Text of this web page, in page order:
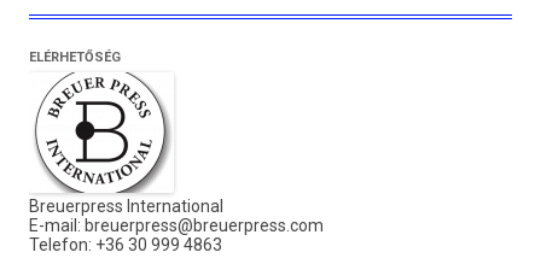
ELÉRHETŐSÉG
Breuerpress International
E-mail: breuerpress@breuerpress.com
Telefon: +36 30 999 4863